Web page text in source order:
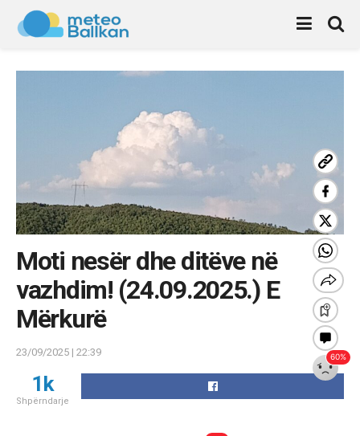
Moti nesër dhe ditëve në
vazhdim! (24.09.2025.) E
Mërkurë
23/09/2025 | 22:39
1k
Shpërndarje